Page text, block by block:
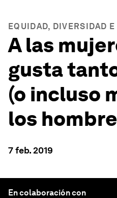
EQUIDAD, DIVERSIDAD
A las
gusta
(o incluso
los
7 feb. 2019
En colaboración con